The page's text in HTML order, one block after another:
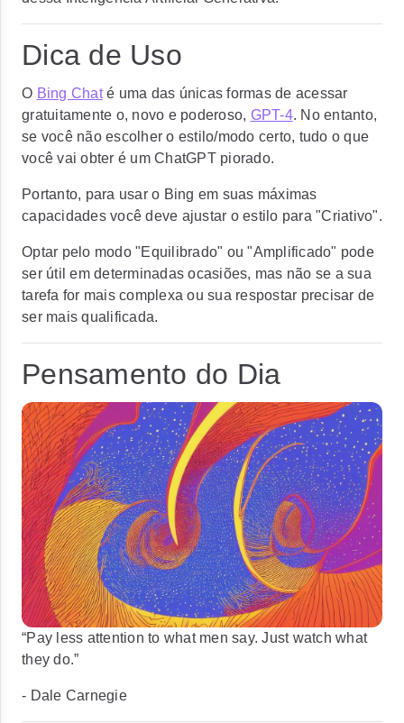
Dica de Uso
O Bing Chaté uma das únicas formas de acessar
gratuitamente o, novo e poderoso, GPT-4. No entanto,
se você não escolher o estilo/modo certo, tudo o que
você vai obter é um ChatGPT piorado.
Portanto, para usar o Bing em suas máximas
capacidades você deve ajustar o estilo para "Criativo".
Optar pelo modo "Equilibrado" ou "Amplificado" pode
ser útil em determinadas ocasiões, mas não se a sua
tarefa for mais complexa ou sua respostar precisar de
ser mais qualificada.
Pensamento do Dia
“Pay less attention to what men say. Just watch what
they do.”
- Dale Carnegie